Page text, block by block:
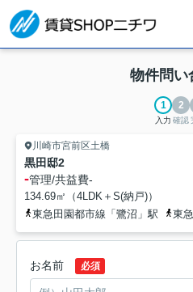
物件問い
入力 確認
川崎市宮前区土橋
黒田邸2
-管理/共益費-
134.69㎡（4LDK＋S(納戸)）
東急田園都市線「鷺沼」駅
東
お名前 必須